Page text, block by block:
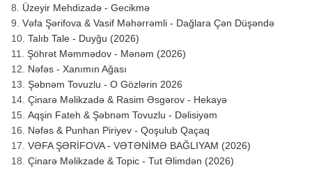
Üzeyir Mehdizadə - Gecikmə
Vəfa Şərifova & Vasif Məhərrəmli - Dağlara Çən Düşəndə
Talıb Tale - Duyğu (2026)
Şöhrət Məmmədov - Mənəm (2026)
Nəfəs - Xanımın Ağası
Şəbnəm Tovuzlu - O Gözlərin 2026
Çinarə Məlikzadə & Rasim Əsgərov - Hekayə
Aqşin Fateh & Şəbnəm Tovuzlu - Dəlisiyəm
Nəfəs & Punhan Piriyev - Qoşulub Qaçaq
VƏFA ŞƏRİFOVA - VƏTƏNİMƏ BAĞLIYAM (2026)
Çinarə Məlikzade & Topic - Tut Əlimdən (2026)